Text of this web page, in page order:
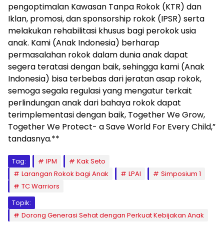
pengoptimalan Kawasan Tanpa Rokok (KTR) dan
Iklan, promosi, dan sponsorship rokok (IPSR) serta
melakukan rehabilitasi khusus bagi perokok usia
anak. Kami (Anak Indonesia) berharap
permasalahan rokok dalam dunia anak dapat
segera teratasi dengan baik, sehingga kami (Anak
Indonesia) bisa terbebas dari jeratan asap rokok,
semoga segala regulasi yang mengatur terkait
perlindungan anak dari bahaya rokok dapat
terimplementasi dengan baik, Together We Grow,
Together We Protect- a Save World For Every Child,”
tandasnya.**
Tag: IPM
Kak Seto
Larangan Rokok bagi Anak
LPAI
Simposium 1
TC Warriors
Topik:
Dorong Generasi Sehat dengan Perkuat Kebijakan Anak